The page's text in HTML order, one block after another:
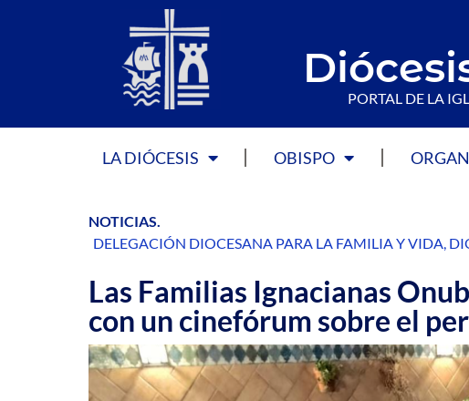
PORTAL DE LA
LA DIÓCESIS OBISPO
NOTICIAS.
DELEGACIÓN DIOCESANA PARA LA FAMILIA Y VIDA,
Las Familias Ignacianas
con un cinefórum sobre el